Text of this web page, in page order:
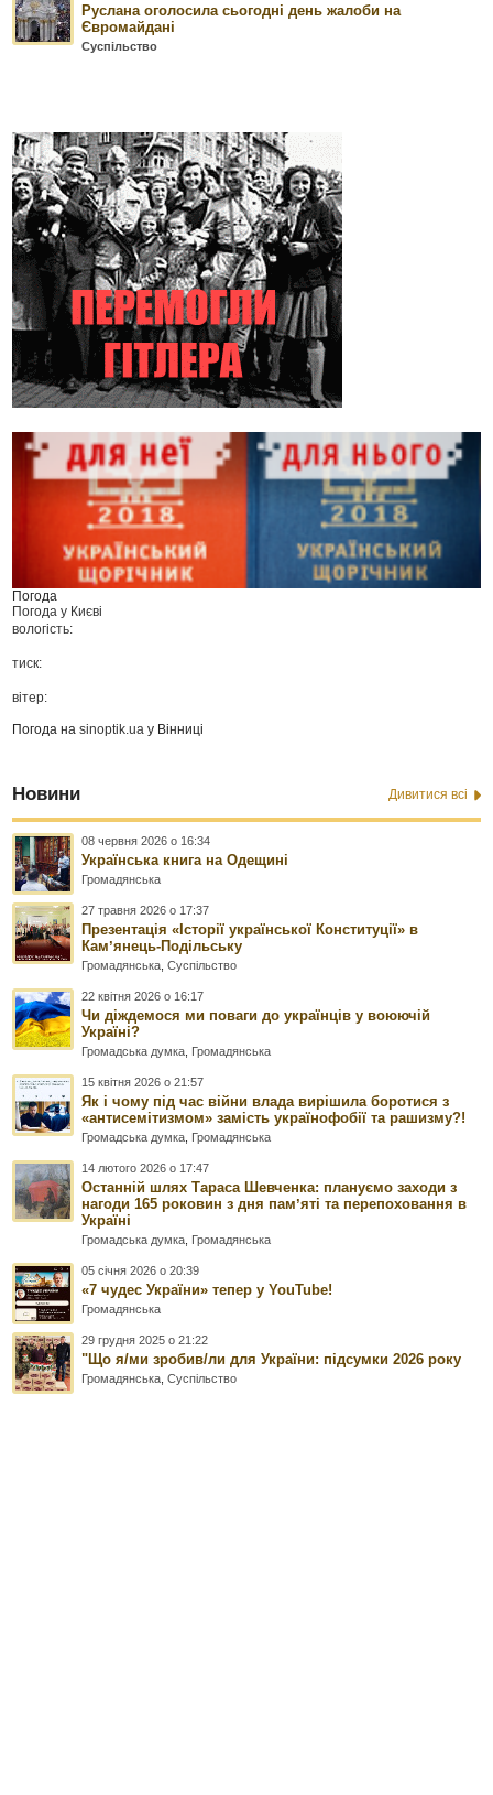
Руслана оголосила сьогодні день жалоби на
Євромайдані
Суспільство
Погода
Погода у Києві
вологість:
тиск:
вітер:
Погода наsinoptik.ua у Вінниці
Новини Дивитися всі
08 червня 2026 о 16:34
Українська книга на Одещині
Громадянська
27 травня 2026 о 17:37
Презентація «Історії української Конституції» в
Камʼянець-Подільську
Громадянська ,Суспільство
22 квітня 2026 о 16:17
Чи діждемося ми поваги до українців у воюючій
Україні?
Громадська думка Громадянська
15 квітня 2026 о 21:57
Як і чому під час війни влада вирішила боротися з
«антисемітизмом» замість українофобії та рашизму?!
Громадська думка Громадянська
14 лютого 2026 о 17:47
Останній шлях Тараса Шевченка: плануємо заходи з
нагоди 165 роковин з дня памʼяті та перепоховання в
Україні
Громадська думка Громадянська
05 січня 2026 о 20:39
«7 чудес України» тепер у YouTube!
Громадянська
29 грудня 2025 о 21:22
"Що я/ми зробив/ли для України: підсумки 2026 року
Громадянська ,Суспільство